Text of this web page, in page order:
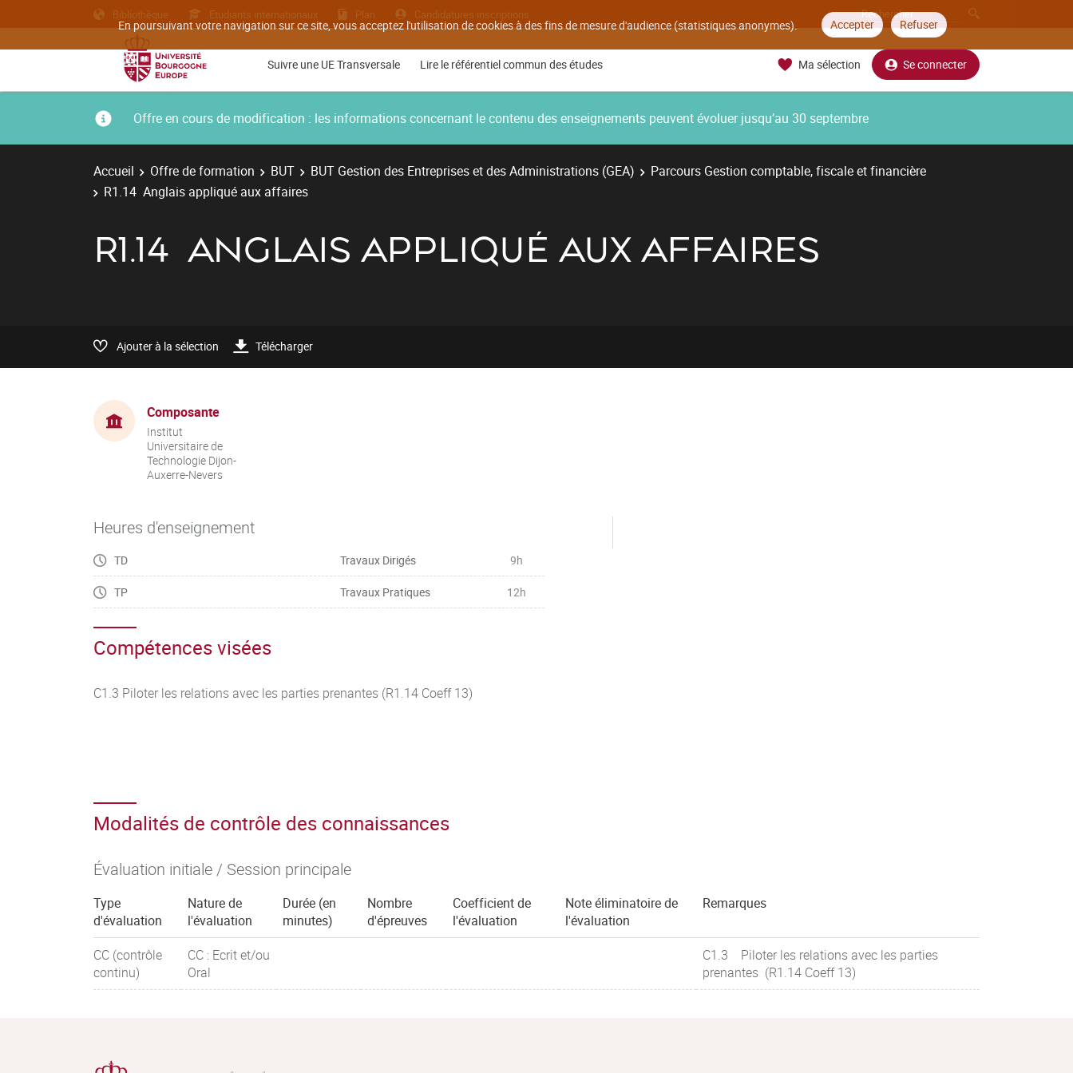
En poursuivant votre navigation sur ce site, vous acceptez l'utilisation de cookies à des fins de mesure d'audience (statistiques anonymes). Accepter Refuser
Bibliothèque Etudiants internationaux Plan Candidatures inscriptions
Suivre une UE Transversale Lire le référentiel commun des études Ma sélection Se connecter
Offre en cours de modification : les informations concernant le contenu des enseignements peuvent évoluer jusqu’au 30 septembre
Accueil Offre de formation BUT BUT Gestion des Entreprises et des Administrations (GEA)
Parcours Gestion comptable, fiscale et financière
R1.14 Anglais appliqué aux affaires
R1.14 ANGLAIS APPLIQUÉ AUX AFFAIRES
Ajouter à la sélection Télécharger
Composante
Institut
Universitaire de
Technologie Dijon-
Auxerre-Nevers
Heures d'enseignement
TD Travaux Dirigés 9h
TP Travaux Pratiques 12h
Compétences visées
C1.3 Piloter les relations avec les parties prenantes (R1.14 Coeff 13)
Modalités de contrôle des connaissances
Évaluation initiale / Session principale
Type
d'évaluation
Nature de
l'évaluation
Durée (en
minutes)
Nombre
d'épreuves
Coefficient de
l'évaluation
Note éliminatoire de
l'évaluation
Remarques
CC (contrôle
continu)
CC : Ecrit et/ou
Oral
C1.3 Piloter les relations avec les parties
prenantes (R1.14 Coeff 13)